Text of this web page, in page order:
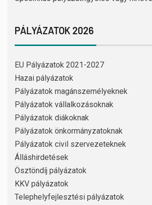
PÁLYÁZATOK 2026
EU Pályázatok 2021-2027
Hazai pályázatok
Pályázatok magánszemélyeknek
Pályázatok vállalkozásoknak
Pályázatok diákoknak
Pályázatok önkormányzatoknak
Pályázatok civil szervezeteknek
Álláshirdetések
Ösztöndíj pályázatok
KKV pályázatok
Telephelyfejlesztési pályázatok